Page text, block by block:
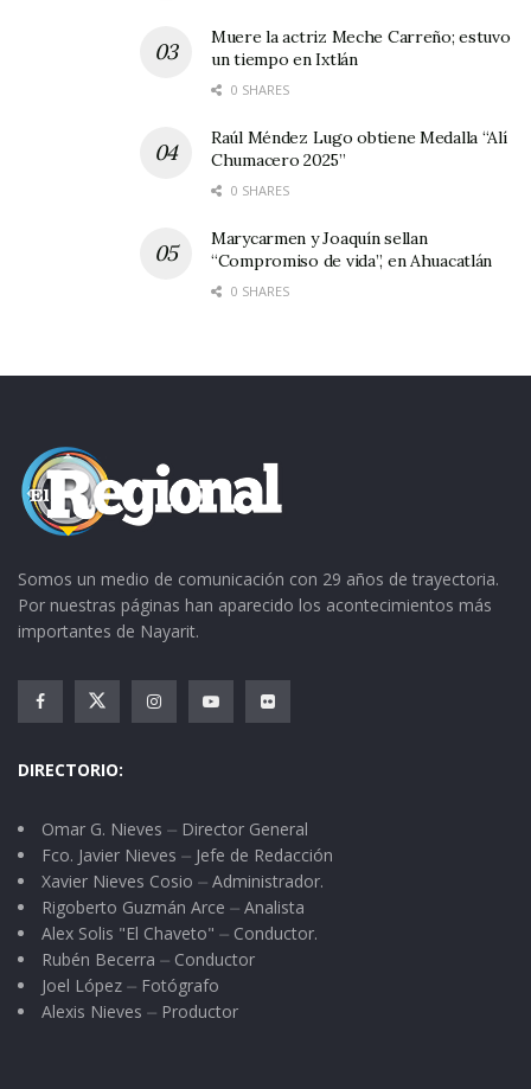
Muere la actriz Meche Carreño; estuvo
un tiempo en Ixtlán
0 SHARES
Raúl Méndez Lugo obtiene Medalla “Alí
Chumacero 2025”
0 SHARES
Marycarmen y Joaquín sellan
“Compromiso de vida”, en Ahuacatlán
0 SHARES
Somos un medio de comunicación con 29 años de trayectoria.
Por nuestras páginas han aparecido los acontecimientos más
importantes de Nayarit.
DIRECTORIO:
Omar G. Nieves ⏤ Director General
Fco. Javier Nieves ⏤ Jefe de Redacción
Xavier Nieves Cosio ⏤ Administrador.
Rigoberto Guzmán Arce ⏤ Analista
Alex Solis "El Chaveto" ⏤ Conductor.
Rubén Becerra ⏤ Conductor
Joel López ⏤ Fotógrafo
Alexis Nieves ⏤ Productor